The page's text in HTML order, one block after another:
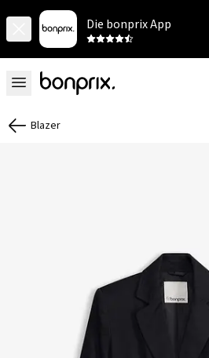
Die bonprix App
Blazer